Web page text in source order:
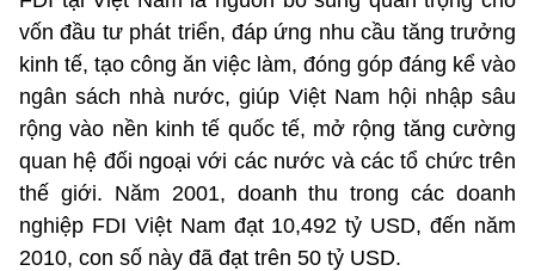
vốn đầu tư phát triển, đáp ứng nhu cầu tăng trưởng
kinh tế, tạo công ăn việc làm, đóng góp đáng kể vào
ngân sách nhà nước, giúp Việt Nam hội nhập sâu
rộng vào nền kinh tế quốc tế, mở rộng tăng cường
quan hệ đối ngoại với các nước và các tổ chức trên
thế giới. Năm 2001, doanh thu trong các doanh
nghiệp FDI Việt Nam đạt 10,492 tỷ USD, đến năm
2010, con số này đã đạt trên 50 tỷ USD.